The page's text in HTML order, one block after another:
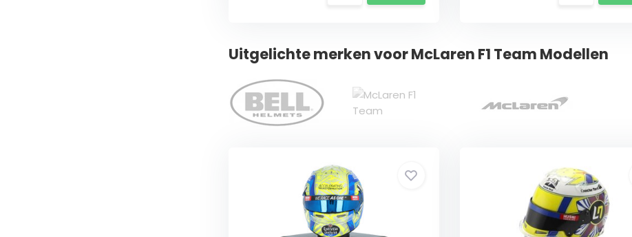
Uitgelichte merken voor McLaren F1 Team Modellen